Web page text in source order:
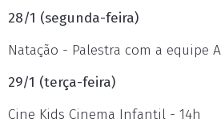
28/1 (segunda-feira)
Natação - Palestra com a equipe
29/1 (terça-feira)
Cine Kids Cinema Infantil - 14h